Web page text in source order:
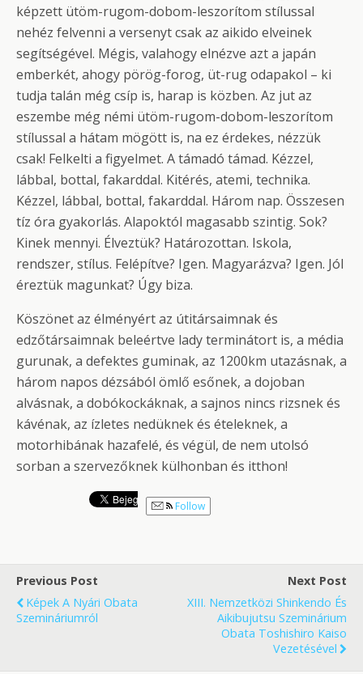
képzett ütöm-rugom-dobom-leszorítom stílussal
nehéz felvenni a versenyt csak az aikido elveinek
segítségével. Mégis, valahogy elnézve azt a japán
emberkét, ahogy pörög-forog, üt-rug odapakol – ki
tudja talán még csíp is, harap is közben. Az jut az
eszembe még némi ütöm-rugom-dobom-leszorítom
stílussal a hátam mögött is, na ez érdekes, nézzük
csak! Felkelti a figyelmet. A támadó támad. Kézzel,
lábbal, bottal, fakarddal. Kitérés, atemi, technika.
Kézzel, lábbal, bottal, fakarddal. Három nap. Összesen
tíz óra gyakorlás. Alapoktól magasabb szintig. Sok?
Kinek mennyi. Élveztük? Határozottan. Iskola,
rendszer, stílus. Felépítve? Igen. Magyarázva? Igen. Jól
éreztük magunkat? Úgy biza.
Köszönet az élményért az útitársaimnak és
edzőtársaimnak beleértve lady terminátort is, a média
gurunak, a defektes guminak, az 1200km utazásnak, a
három napos dézsából ömlő esőnek, a dojoban
alvásnak, a dobókockáknak, a sajnos nincs rizsnek és
kávénak, az ízletes nedüknek és ételeknek, a
motorhibának hazafelé, és végül, de nem utolsó
sorban a szervezőknek külhonban és itthon!
Follow
Previous Post
Képek A Nyári Obata
Szemináriumról
Next Post
XIII. Nemzetközi Shinkendo És
Aikibujutsu Szeminárium
Obata Toshishiro Kaiso
Vezetésével